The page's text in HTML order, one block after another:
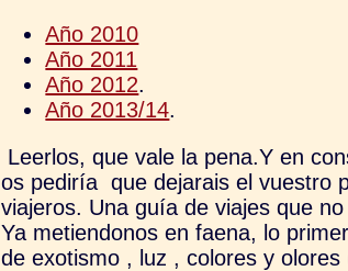
Año 2010
Año 2011
Año 2012.
Año 2013/14.
Leerlos, que vale la pena.Y en
os pediría que dejarais el vuestro
viajeros. Una guía de viajes que
Ya metiendonos en faena, lo
de exotismo , luz , colores y